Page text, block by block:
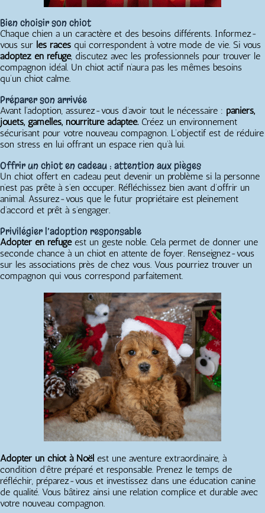
Bien choisir son chiot
Chaque chien a un caractère et des besoins différents. Informez-
vous sur les races qui correspondent à votre mode de vie. Si vous
adoptez en refuge, discutez avec les professionnels pour trouver le
compagnon idéal. Un chiot actif n’aura pas les mêmes besoins
qu’un chiot calme.
Préparer son arrivée
Avant l’adoption, assurez-vous d’avoir tout le nécessaire : paniers,
jouets, gamelles, nourriture adaptée.Créez un environnement
sécurisant pour votre nouveau compagnon. L’objectif est de réduire
son stress en lui offrant un espace rien qu’à lui.
Offrir un chiot en cadeau : attention aux pièges
Un chiot offert en cadeau peut devenir un problème si la personne
n’est pas prête à s’en occuper. Réfléchissez bien avant d’offrir un
animal. Assurez-vous que le futur propriétaire est pleinement
d’accord et prêt à s’engager.
Privilégier l’adoption responsable
Adopter en refugeest un geste noble. Cela permet de donner une
seconde chance à un chiot en attente de foyer. Renseignez-vous
sur les associations près de chez vous. Vous pourriez trouver un
compagnon qui vous correspond parfaitement.
Adopter un chiot à Noël est une aventure extraordinaire, à
condition d’être préparé et responsable. Prenez le temps de
réfléchir, préparez-vous et investissez dans une éducation canine
de qualité. Vous bâtirez ainsi une relation complice et durable avec
votre nouveau compagnon.